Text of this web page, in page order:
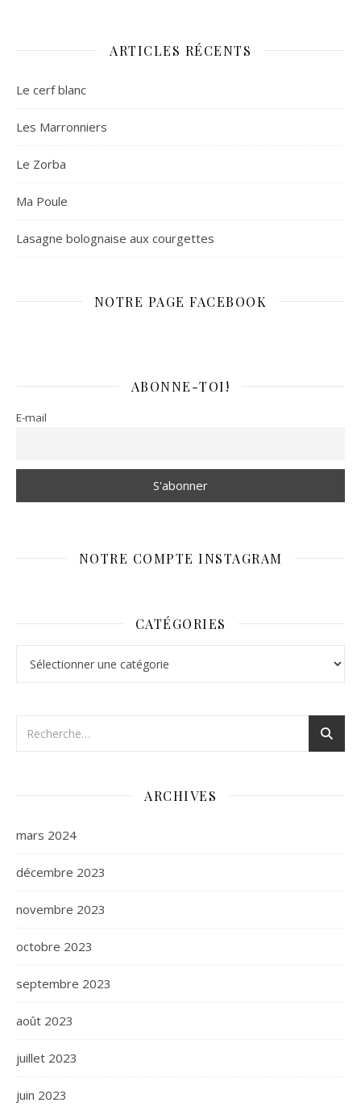
ARTICLES RÉCENTS
Le cerf blanc
Les Marronniers
Le Zorba
Ma Poule
Lasagne bolognaise aux courgettes
NOTRE PAGE FACEBOOK
ABONNE-TOI!
E-mail
NOTRE COMPTE INSTAGRAM
CATÉGORIES
ARCHIVES
mars 2024
décembre 2023
novembre 2023
octobre 2023
septembre 2023
août 2023
juillet 2023
juin 2023